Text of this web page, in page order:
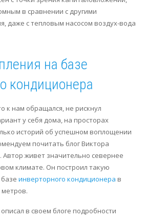
в сравнении с другими
даже с тепловым насосом воздух-вода
на базе
кондиционера
к нам обращался, не рискнул
у себя дома, на просторах
историй об успешном воплощении
почитать блог Виктора
Автор живет значительно севернее
климате. Он построил такую
инверторного кондиционера в
в своем блоге подробности